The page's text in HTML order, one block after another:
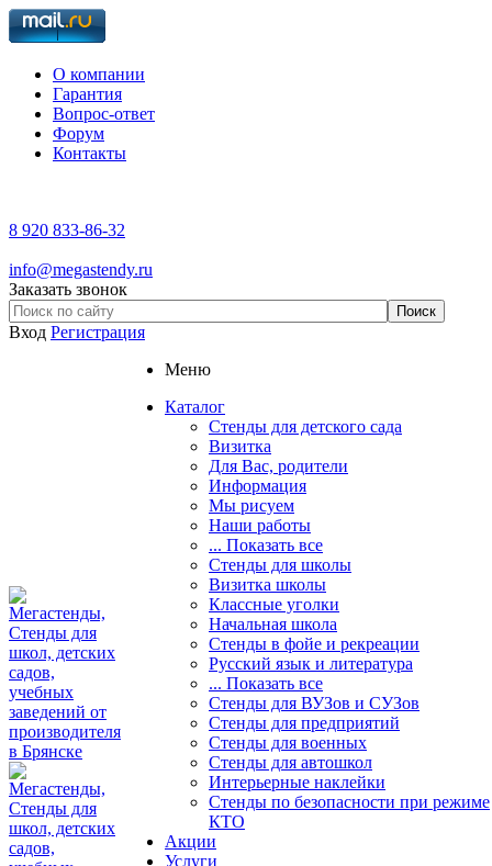
О компании
Гарантия
Вопрос-ответ
Форум
Контакты
8 920 833-86-32
info@megastendy.ru
Заказать звонок
Вход Регистрация
Меню
Каталог
Стенды для детского сада
Визитка
Для Вас, родители
Информация
Мы рисуем
Наши работы
... Показать все
Стенды для школы
Визитка школы
Классные уголки
Начальная школа
Стенды в фойе и рекреации
Русский язык и литература
... Показать все
Стенды для ВУЗов и СУЗов
Стенды для предприятий
Стенды для военных
Стенды для автошкол
Интерьерные наклейки
Стенды по безопасности при режиме
КТО
Акции
Услуги